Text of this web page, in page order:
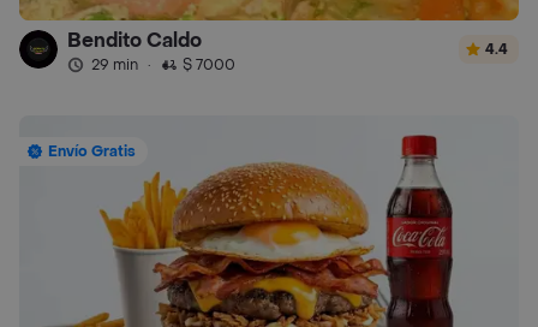
Bendito Caldo
29 min · $ 7000
4.4
Envío Gratis